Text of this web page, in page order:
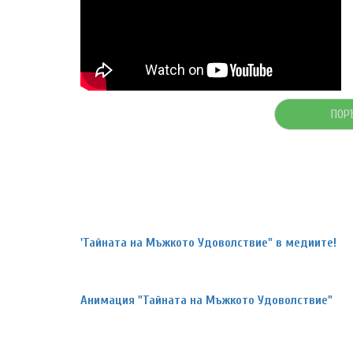
'Тайната на Мъжкото Удоволствие" в медиите!
Анимация "Тайната на Мъжкото Удоволствие"